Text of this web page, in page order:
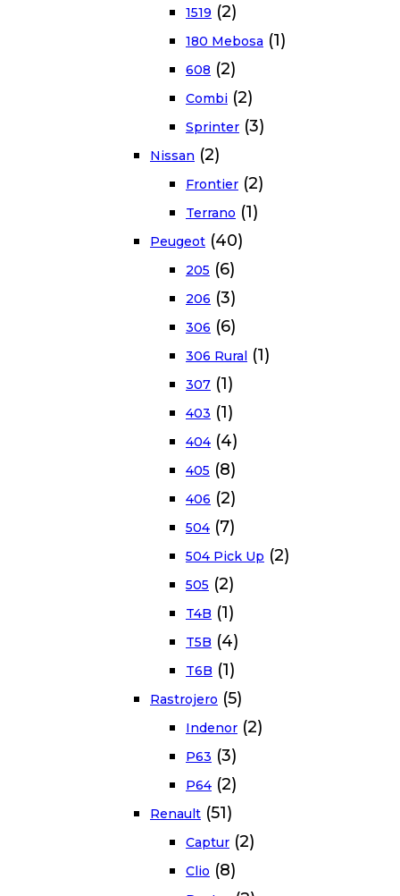
1519 (2)
180 Mebosa (1)
608 (2)
Combi (2)
Sprinter (3)
Nissan (2)
Frontier (2)
Terrano (1)
Peugeot (40)
205 (6)
206 (3)
306 (6)
306 Rural (1)
307 (1)
403 (1)
404 (4)
405 (8)
406 (2)
504 (7)
504 Pick Up (2)
505 (2)
T4B (1)
T5B (4)
T6B (1)
Rastrojero (5)
Indenor (2)
P63 (3)
P64 (2)
Renault (51)
Captur (2)
Clio (8)